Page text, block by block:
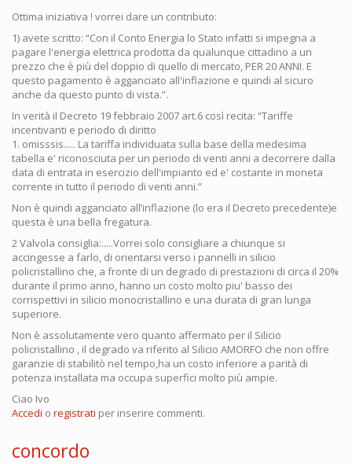
Ottima iniziativa ! vorrei dare un contributo:
1) avete scritto: “Con il Conto Energia lo Stato infatti si impegna a
pagare l'energia elettrica prodotta da qualunque cittadino a un
prezzo che è più del doppio di quello di mercato, PER 20 ANNI. E
questo pagamento è agganciato all'inflazione e quindi al sicuro
anche da questo punto di vista.”.
In verità il Decreto 19 febbraio 2007 art.6 così recita: “Tariffe
incentivanti e periodo di diritto
1. omisssis..... La tariffa individuata sulla base della medesima
tabella e' riconosciuta per un periodo di venti anni a decorrere dalla
data di entrata in esercizio dell'impianto ed e' costante in moneta
corrente in tutto il periodo di venti anni.”
Non è quindi agganciato all’inflazione (lo era il Decreto precedente)e
questa è una bella fregatura.
2 Valvola consiglia:.....Vorrei solo consigliare a chiunque si
accingesse a farlo, di orientarsi verso i pannelli in silicio
policristallino che, a fronte di un degrado di prestazioni di circa il 20%
durante il primo anno, hanno un costo molto piu' basso dei
corrispettivi in silicio monocristallino e una durata di gran lunga
superiore.
Non è assolutamente vero quanto affermato per il Silicio
policristallino , il degrado va riferito al Silicio AMORFO che non offre
garanzie di stabilitò nel tempo,ha un costo inferiore a parità di
potenza installata ma occupa superfici molto più ampie.
Ciao Ivo
Accedi o registrati per inserire commenti.
concordo